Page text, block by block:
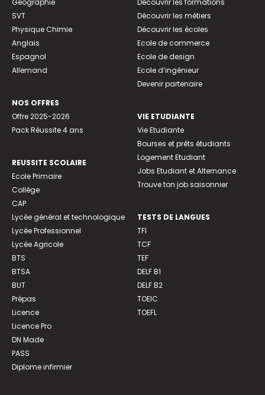
Géographie
SVT
Physique Chimie
Anglais
Espagnol
Allemand
NOS OFFRES
Offre 2025-2026
Pack Réussite 4 ans
REUSSITE SCOLAIRE
Ecole Primaire
Collège
CAP
Lycée général et technologique
Lycée Professionnel
Lycée Agricole
BTS
BTSA
BUT
Prépas
Licence
Licence Pro
DN Made
PASS
Diplome infirmier
Découvrir les formations
Découvrir les métiers
Découvrir les écoles
Ecole de commerce
Ecole de design
Ecole d’ingénieur
Devenir partenaire
VIE ETUDIANTE
Vie Etudiante
Bourses et prêts étudiants
Logement Etudiant
Jobs Etudiant et Alternance
Trouve ton job saisonnier
TESTS DE LANGUES
TFI
TCF
TEF
DELF B1
DELF B2
TOEIC
TOEFL